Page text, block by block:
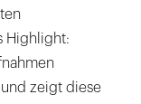
Highlight:
zeigt diese